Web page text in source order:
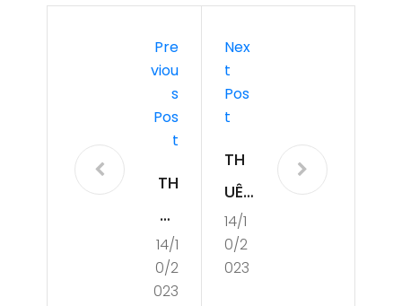
Pre
Viou
S
Pos
T
TH
UÊ
XE
Ô
14/1
0/2
023
Nex
T
Pos
T
TH
UÊ
Ô
TÔ
14/1
0/2
023